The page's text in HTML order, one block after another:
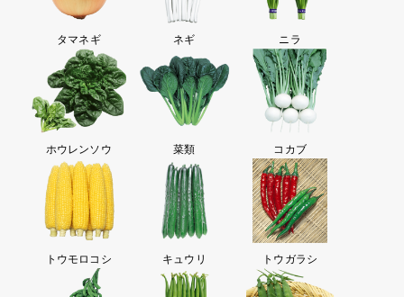
タマネギ ネギ ニラ
ホウレンソウ 菜類 コカブ
トウモロコシ キュウリ トウガラシ